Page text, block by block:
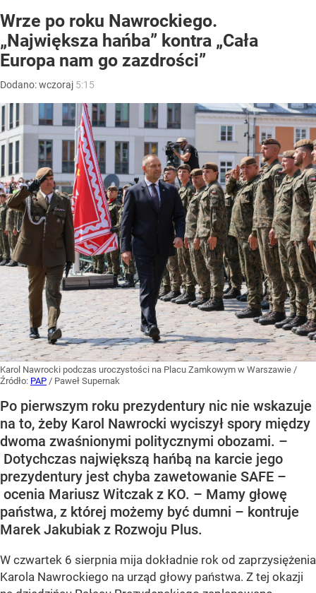
Wrze po roku Nawrockiego.
„Największa hańba” kontra „Cała
Europa nam go zazdrości”
Dodano:wczoraj 5:15
Karol Nawrocki podczas uroczystości na Placu Zamkowym w Warszawie /
Źródło: PAP / Paweł Supernak
Po pierwszym roku prezydentury nic nie wskazuje
na to, żeby Karol Nawrocki wyciszył spory między
dwoma zwaśnionymi politycznymi obozami. –
Dotychczas największą hańbą na karcie jego
prezydentury jest chyba zawetowanie SAFE –
ocenia Mariusz Witczak z KO. – Mamy głowę
państwa, z której możemy być dumni – kontruje
Marek Jakubiak z Rozwoju Plus.
W czwartek 6 sierpnia mija dokładnie rok od zaprzysiężenia
Karola Nawrockiego na urząd głowy państwa. Z tej okazji